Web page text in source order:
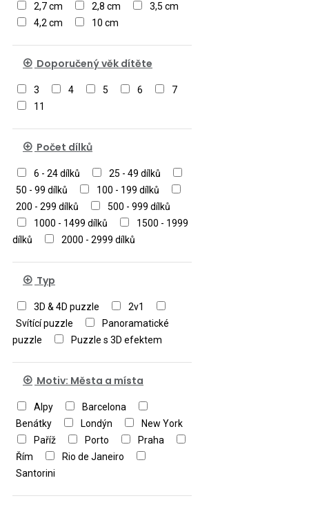
2,7 cm 2,8 cm
3,5 cm
4,2 cm
10 cm
Doporučený věk dítěte
3 4 5 6
7
11
Počet dílků
6 - 24 dílků
25 - 49 dílků
50 - 99 dílků
100 - 199 dílků
200 - 299 dílků
500 - 999 dílků
1000 - 1499 dílků
1500 - 1999
dílků
2000 - 2999 dílků
Typ
3D & 4D puzzle
2v1
Svítící puzzle
Panoramatické
puzzle
Puzzle s 3D efektem
Motiv: Města a místa
Alpy
Barcelona
Benátky
Londýn
New York
Paříž
Porto
Praha
Řím
Rio de Janeiro
Santorini